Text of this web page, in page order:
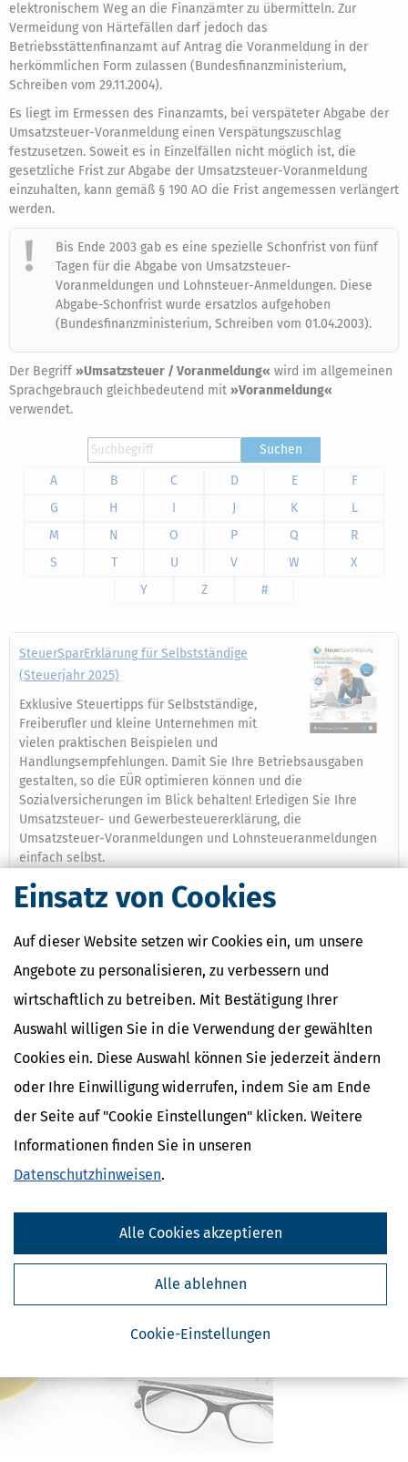
Einsatz von Cookies
Auf dieser Website setzen wir Cookies ein, um unsere
Angebote zu personalisieren, zu verbessern und
wirtschaftlich zu betreiben. Mit Bestätigung Ihrer
Auswahl willigen Sie in die Verwendung der gewählten
Cookies ein. Diese Auswahl können Sie jederzeit ändern
oder Ihre Einwilligung widerrufen, indem Sie am Ende
der Seite auf "Cookie Einstellungen" klicken. Weitere
Informationen finden Sie in unseren
Datenschutzhinweisen.
Cookie-Einstellungen
Alle ablehnen
Alle Cookies akzeptieren
elektronischem Weg an die Finanzämter zu übermitteln. Zur
Vermeidung von Härtefällen darf jedoch das
Betriebsstättenfinanzamt auf Antrag die Voranmeldung in der
herkömmlichen Form zulassen (Bundesfinanzministerium,
Schreiben vom 29.11.2004).
Es liegt im Ermessen des Finanzamts, bei verspäteter Abgabe der
Umsatzsteuer-Voranmeldung einen Verspätungszuschlag
festzusetzen. Soweit es in Einzelfällen nicht möglich ist, die
gesetzliche Frist zur Abgabe der Umsatzsteuer-Voranmeldung
einzuhalten, kann gemäß § 190 AO die Frist angemessen verlängert
werden.
Bis Ende 2003 gab es eine spezielle Schonfrist von fünf
Tagen für die Abgabe von Umsatzsteuer-
Voranmeldungen und Lohnsteuer-Anmeldungen. Diese
Abgabe-Schonfrist wurde ersatzlos aufgehoben
(Bundesfinanzministerium, Schreiben vom 01.04.2003).
Der Begriff»Umsatzsteuer / Voranmeldung« wird im allgemeinen
Sprachgebrauch gleichbedeutend mit »Voranmeldung«
verwendet.
Suchen
A
B C D E
F
G
H I J K
L
M
N O P Q
R
S
T U V W
X
Y
Z #
SteuerSparErklärung für Selbstständige
(Steuerjahr 2025)
Exklusive Steuertipps für Selbstständige,
Freiberufler und kleine Unternehmen mit
vielen praktischen Beispielen und
Handlungsempfehlungen. Damit Sie Ihre Betriebsausgaben
gestalten, so die EÜR optimieren können und die
Sozialversicherungen im Blick behalten! Erledigen Sie Ihre
Umsatzsteuer- und Gewerbesteuererklärung, die
Umsatzsteuer-Voranmeldungen und Lohnsteueranmeldungen
einfach selbst.
Mehr dazu
Ähnliche Themen
Umsatzsteuer / Steuerbefreiungen
Umsatzsteuer / Steuerschuldumkehr
Umsatzsteuer
Umsatzsteuer / Steuerschuldner
Umsatzsteuer / unberechtigter
Steuerausweis
Umsatzsteuer / Steuersätze